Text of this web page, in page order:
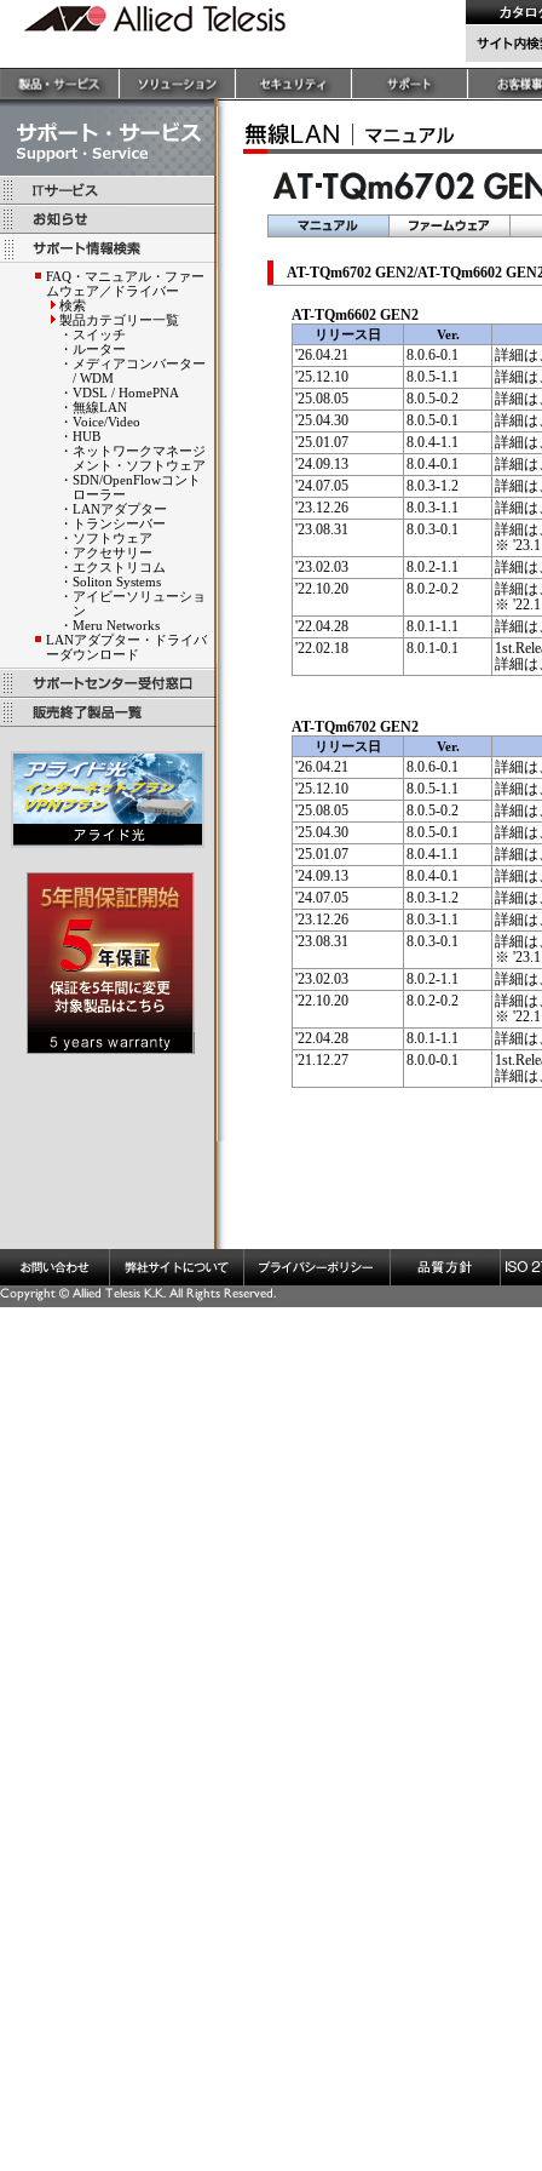
FAQ・マニュアル・ファー
ムウェア／ドライバー
検索
製品カテゴリー一覧
・ スイッチ
・ ルーター
・ メディアコンバーター
/ WDM
・ VDSL / HomePNA
・ 無線LAN
・ Voice/Video
・ HUB
・ ネットワークマネージ
メント・ソフトウェア
・ SDN/OpenFlowコント
ローラー
・ LANアダプター
・
トランシーバー
・ ソフトウェア
・ アクセサリー
・ エクストリコム
・ Soliton Systems
・ アイビーソリューショ
ン
・ Meru Networks
LANアダプター・ドライバ
ーダウンロード
AT-TQm6702 GEN2/AT-TQm6602
AT-TQm6602 GEN2
リリース日 Ver.
'26.04.21 8.0.6-0.1
詳細は
'25.12.10
8.0.5-1.1
詳細は
'25.08.05
8.0.5-0.2
詳細は
'25.04.30
8.0.5-0.1
詳細は
'25.01.07
8.0.4-1.1
詳細は
'24.09.13
8.0.4-0.1
詳細は
'24.07.05
8.0.3-1.2
詳細は
'23.12.26
8.0.3-1.1
詳細は
'23.08.31
8.0.3-0.1
詳細は
※
'23.02.03
8.0.2-1.1
詳細は
'22.10.20
8.0.2-0.2
詳細は
※
'22.04.28
8.0.1-1.1
詳細は
'22.02.18
8.0.1-0.1
詳細は
AT-TQm6702 GEN2
リリース日 Ver.
'26.04.21 8.0.6-0.1
詳細は
'25.12.10
8.0.5-1.1
詳細は
'25.08.05
8.0.5-0.2
詳細は
'25.04.30
8.0.5-0.1
詳細は
'25.01.07
8.0.4-1.1
詳細は
'24.09.13
8.0.4-0.1
詳細は
'24.07.05
8.0.3-1.2
詳細は
'23.12.26
8.0.3-1.1
詳細は
'23.08.31
8.0.3-0.1
詳細は
※
'23.02.03
8.0.2-1.1
詳細は
'22.10.20
8.0.2-0.2
詳細は
※
'22.04.28
8.0.1-1.1
詳細は
'21.12.27
8.0.0-0.1
詳細は